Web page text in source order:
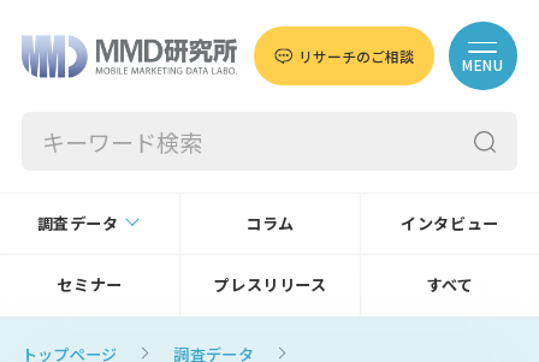
リサーチのご相談 MENU
調査データ コラム インタビュー
セミナー プレスリリース すべて
トップページ
調査データ